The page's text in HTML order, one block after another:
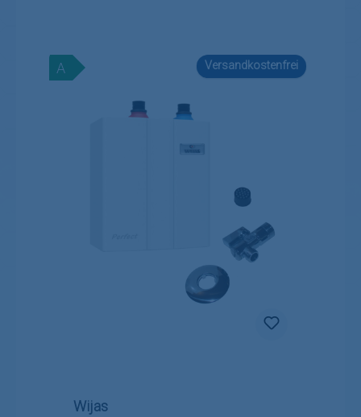
Versandkostenfrei
A
Wijas